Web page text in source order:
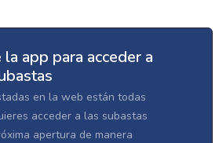
app para acceder a
en la web están todas
acceder a las subastas
apertura de manera